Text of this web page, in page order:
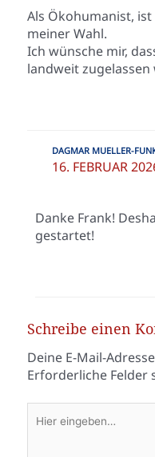
Als Öko­h­u­ma­nist,
mei­ner Wahl.
Ich wün­sche mir,
land­weit zuge­las­sen
DAGMAR MUELLER-
16. FEBRUAR
Dan­ke Frank!
gestar­tet!
Schreibe einen
Deine E-Mail-
Erforderliche Felder
eingeben…